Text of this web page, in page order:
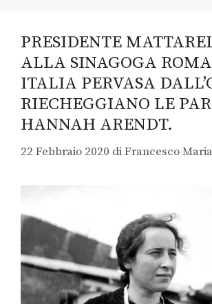
PRESIDENTE
ALLA SINAGOGA
ITALIA PERVASA
RIECHEGGIANO LE
HANNAH ARENDT.
22 Febbraio 2020 diFrancesco